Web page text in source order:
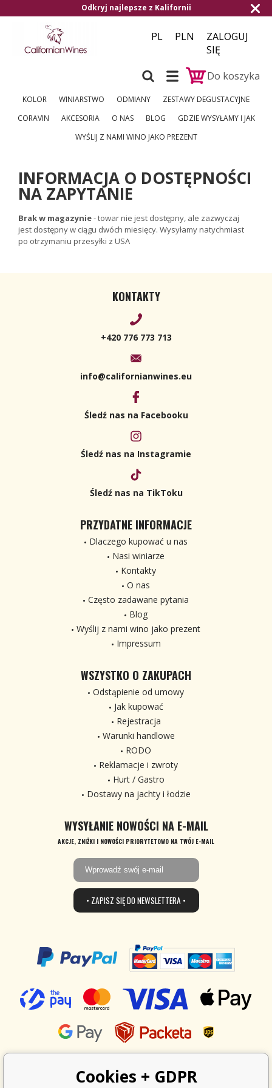
Odkryj najlepsze z Kalifornii
PL PLN
ZALOGUJ
SIĘ
Do koszyka
KOLOR WINIARSTWO ODMIANY
ZESTAWY DEGUSTACYJNE
CORAVIN
AKCESORIA O NAS BLOG
GDZIE WYSYŁAMY I JAK
WYŚLIJ Z NAMI WINO JAKO PREZENT
INFORMACJA O DOSTĘPNOŚCI
NA ZAPYTANIE
Brak w magazynie- towar nie jest dostępny, ale zazwyczaj
jest dostępny w ciągu dwóch miesięcy. Wysyłamy natychmiast
po otrzymaniu przesyłki z USA
KONTAKTY
+420 776 773 713
info@californianwines.eu
Śledź nas na Facebooku
Śledź nas na Instagramie
Śledź nas na TikToku
PRZYDATNE INFORMACJE
Dlaczego kupować u nas
Nasi winiarze
Kontakty
O nas
Często zadawane pytania
Blog
Wyślij z nami wino jako prezent
Impressum
WSZYSTKO O ZAKUPACH
Odstąpienie od umowy
Jak kupować
Rejestracja
Warunki handlowe
RODO
Reklamacje i zwroty
Hurt / Gastro
Dostawy na jachty i łodzie
WYSYŁANIE NOWOŚCI NA E-MAIL
AKCJE, ZNIŻKI I NOWOŚCI PRIORYTETOWO NA TWÓJ E-MAIL
• ZAPISZ SIĘ DO NEWSLETTERA •
Cookies + GDPR